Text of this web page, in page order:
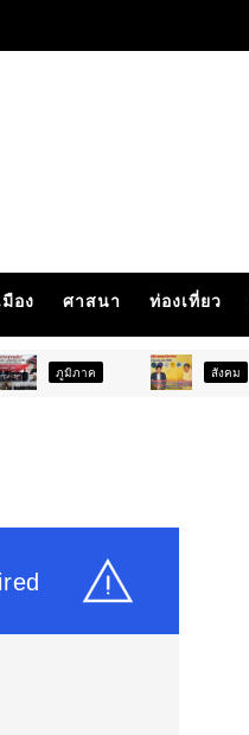
อง ศาสนา ท่องเที่ยว